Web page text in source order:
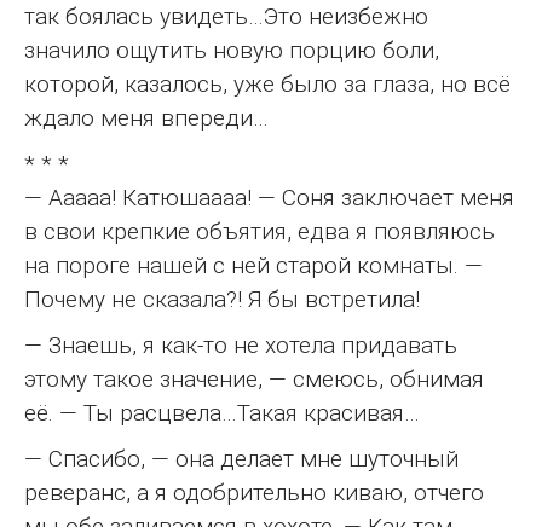
так боялась увидеть…Это неизбежно
значило ощутить новую порцию боли,
которой, казалось, уже было за глаза, но всё
ждало меня впереди…
* * *
— Ааааа! Катюшаааа! — Соня заключает меня
в свои крепкие объятия, едва я появляюсь
на пороге нашей с ней старой комнаты. —
Почему не сказала?! Я бы встретила!
— Знаешь, я как-то не хотела придавать
этому такое значение, — смеюсь, обнимая
её. — Ты расцвела…Такая красивая…
— Спасибо, — она делает мне шуточный
реверанс, а я одобрительно киваю, отчего